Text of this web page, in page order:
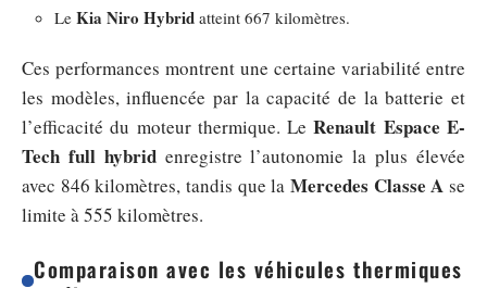
Le Kia Niro Hybrid atteint 667 kilomètres.
Ces performances montrent une certaine variabilité entre
les modèles, influencée par la capacité de la batterie et
l’efficacité du moteur thermique. LeRenault Espace E-
Tech full hybridenregistre l’autonomie la plus élevée
avec 846 kilomètres, tandis que la Mercedes Classe A se
limite à 555 kilomètres.
Comparaison avec les véhicules thermiques